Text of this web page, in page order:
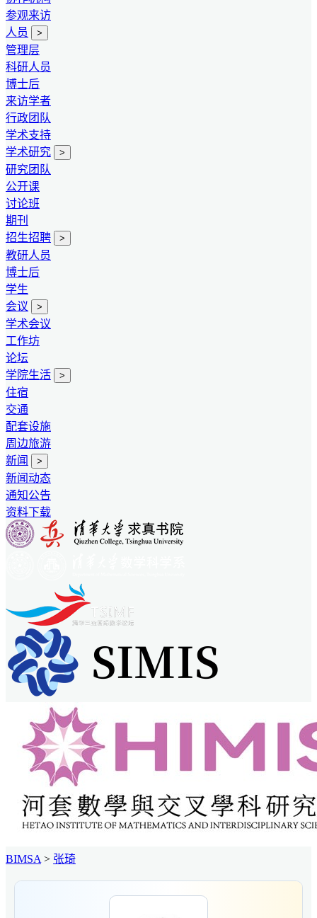
参观来访
人员
>
管理层
科研人员
博士后
来访学者
行政团队
学术支持
学术研究
>
研究团队
公开课
讨论班
期刊
招生招聘
>
教研人员
博士后
学生
会议
>
学术会议
工作坊
论坛
学院生活
>
住宿
交通
配套设施
周边旅游
新闻
>
新闻动态
通知公告
资料下载
BIMSA > 张琦